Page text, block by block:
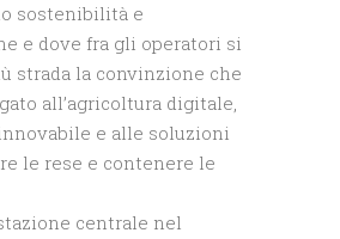
sostenibilità e
e dove fra gli operatori si
strada la convinzione che
all’agricoltura digitale,
e alle soluzioni
le rese e contenere le
centrale nel